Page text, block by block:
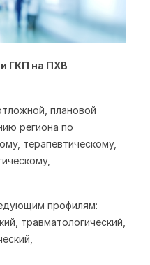
ГКП на ПХВ
плановой
региона по
терапевтическому,
профилям:
травматологический,